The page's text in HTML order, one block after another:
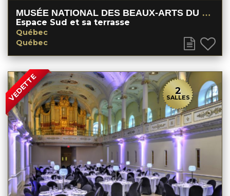
MUSÉE NATIONAL DES BEAUX-ARTS DU QUÉBEC
Espace Sud et sa terrasse
Québec
Québec
VEDETTE 2
SALLES